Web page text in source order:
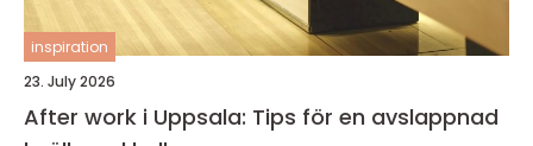
inspiration
23. July 2026
After work i Uppsala: Tips för en avslappnad